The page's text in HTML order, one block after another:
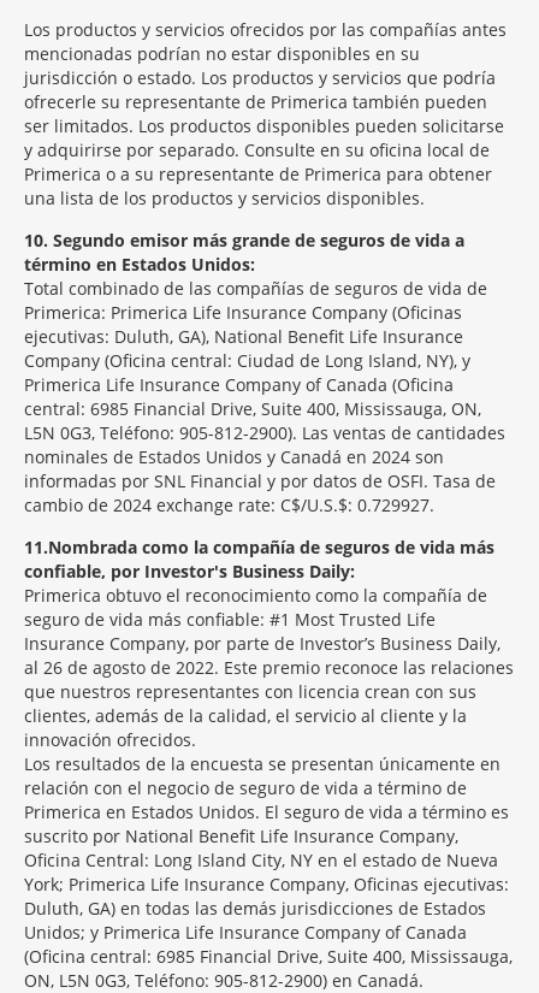
Los productos y servicios ofrecidos por las compañías antes
mencionadas podrían no estar disponibles en su
jurisdicción o estado. Los productos y servicios que podría
ofrecerle su representante de Primerica también pueden
ser limitados. Los productos disponibles pueden solicitarse
y adquirirse por separado. Consulte en su oficina local de
Primerica o a su representante de Primerica para obtener
una lista de los productos y servicios disponibles.
10 Segundo emisor más grande de seguros de vida a
término en Estados Unidos:
Total combinado de las compañías de seguros de vida de
Primerica: Primerica Life Insurance Company (Oficinas
ejecutivas: Duluth, GA), National Benefit Life Insurance
Company (Oficina central: Ciudad de Long Island, NY), y
Primerica Life Insurance Company of Canada (Oficina
central: 6985 Financial Drive, Suite 400, Mississauga, ON,
L5N 0G3, Teléfono: 905-812-2900). Las ventas de cantidades
nominales de Estados Unidos y Canadá en 2024 son
informadas por SNL Financial y por datos de OSFI. Tasa de
cambio de 2024 exchange rate: C$/U.S.$: 0.729927.
11 Nombrada como la compañía de seguros de vida más
confiable, por Investor's Business Daily:
Primerica obtuvo el reconocimiento como la compañía de
seguro de vida más confiable: #1 Most Trusted Life
Insurance Company, por parte de Investor’s Business Daily,
al 26 de agosto de 2022. Este premio reconoce las relaciones
que nuestros representantes con licencia crean con sus
clientes, además de la calidad, el servicio al cliente y la
innovación ofrecidos.
Los resultados de la encuesta se presentan únicamente en
relación con el negocio de seguro de vida a término de
Primerica en Estados Unidos. El seguro de vida a término es
suscrito por National Benefit Life Insurance Company,
Oficina Central: Long Island City, NY en el estado de Nueva
York; Primerica Life Insurance Company, Oficinas ejecutivas:
Duluth, GA) en todas las demás jurisdicciones de Estados
Unidos; y Primerica Life Insurance Company of Canada
(Oficina central: 6985 Financial Drive, Suite 400, Mississauga,
ON, L5N 0G3, Teléfono: 905-812-2900) en Canadá.